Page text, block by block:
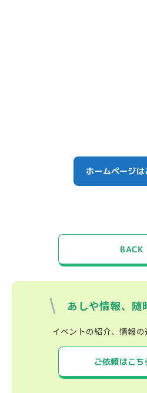
ホームページは
BACK
あしや情報、随
イベントの紹介、情報の
ご依頼はこち